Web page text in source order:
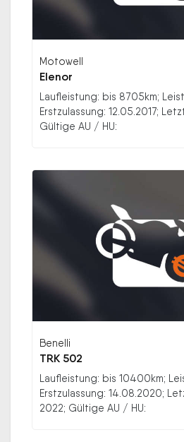
Motowell
Elenor
Laufleistung: bis 8705km;
Erstzulassung: 12.05.2017;
Gültige AU / HU:
Benelli
TRK 502
Laufleistung: bis 10400km;
Erstzulassung: 14.08.2020;
2022; Gültige AU / HU: